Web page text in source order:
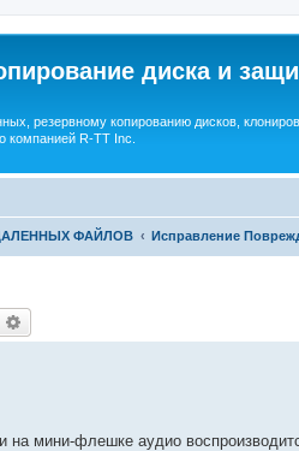
диска и
резервному копированию дисков,
компанией R-TT Inc.
ФАЙЛОВ Исправление
Search
на мини-флешке аудио